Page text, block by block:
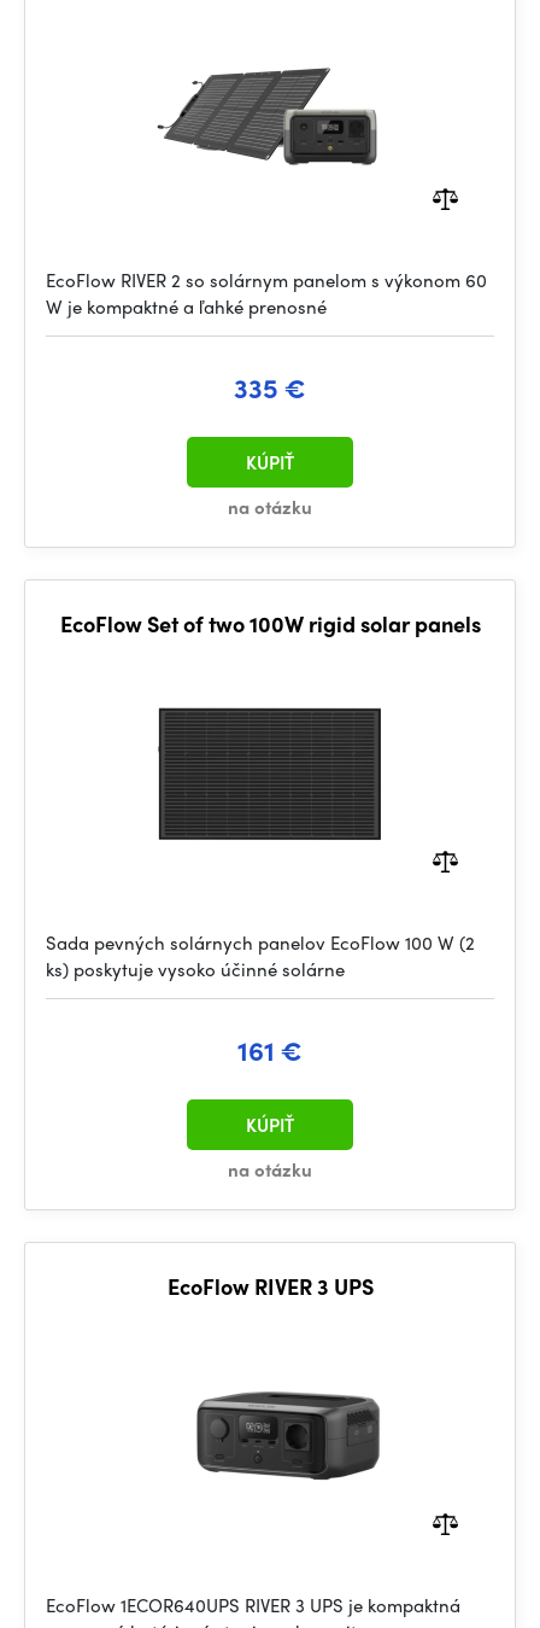
EcoFlow RIVER 2 so solárnym panelom s výkonom 60
W je kompaktné a ľahké prenosné
335 €
na otázku
KÚPIŤ
EcoFlow Set of two 100W rigid solar panels
Sada pevných solárnych panelov EcoFlow 100 W (2
ks) poskytuje vysoko účinné solárne
161 €
na otázku
KÚPIŤ
EcoFlow RIVER 3 UPS
EcoFlow 1ECOR640UPS RIVER 3 UPS je kompaktná